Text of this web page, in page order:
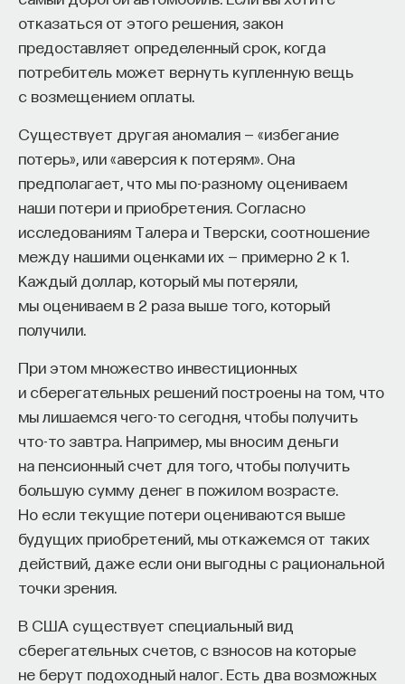
отказаться от этого решения, закон
предоставляет определенный срок, когда
потребитель может вернуть купленную вещь
с возмещением оплаты.
Существует другая аномалия — «избегание
потерь», или «аверсия к потерям». Она
предполагает, что мы по-разному оцениваем
наши потери и приобретения. Согласно
исследованиям Талера и Тверски, соотношение
между нашими оценками их — примерно 2 к 1.
Каждый доллар, который мы потеряли,
мы оцениваем в 2 раза выше того, который
получили.
При этом множество инвестиционных
и сберегательных решений построены на том, что
мы лишаемся чего-то сегодня, чтобы получить
что-то завтра. Например, мы вносим деньги
на пенсионный счет для того, чтобы получить
большую сумму денег в пожилом возрасте.
Но если текущие потери оцениваются выше
будущих приобретений, мы откажемся от таких
действий, даже если они выгодны с рациональной
точки зрения.
В США существует специальный вид
сберегательных счетов, с взносов на которые
не берут подоходный налог. Есть два возможных